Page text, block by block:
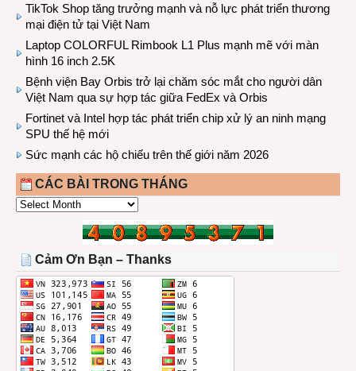
TikTok Shop tăng trưởng mạnh và nỗ lực phát triển thương
mại điện tử tại Việt Nam
Laptop COLORFUL Rimbook L1 Plus mạnh mẽ với màn
hình 16 inch 2.5K
Bệnh viện Bay Orbis trở lại chăm sóc mắt cho người dân
Việt Nam qua sự hợp tác giữa FedEx và Orbis
Fortinet và Intel hợp tác phát triển chip xử lý an ninh mạng
SPU thế hệ mới
Sức mạnh các hộ chiếu trên thế giới năm 2026
CÁC BÀI TRONG THÁNG
CÁC
THÁNG
Cảm Ơn Bạn – Thanks